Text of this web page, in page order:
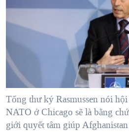
"Tìm"NGƯỜI VIỆT HẢI NGOẠI
ĐỜI SỐNG
SỨC KHOẺ
VĂN HOÁ
THỂ THAO
HÀNH TRÌNH BẦU CỬ 2024
MỘT NĂM CHIẾN TRANH TẠI
GIẢI MÃ VÀNH ĐAI & CON
NGÀY TỊ NẠN THẾ GIỚI
GROUND ZERO – XƯA VÀ NAY
CHI PHÍ CHIẾN TRANH
VIDEO
NGHE
MẠNG XÃ HỘI
Ngôn ngữ khác
Tổng thư ký Rasmussen nói
NATO ở Chicago sẽ là bằng
giới quyết tâm giúp